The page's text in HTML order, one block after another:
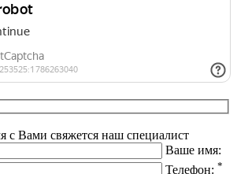
с Вами свяжется наш специалист
Ваше имя:
Телефон: *